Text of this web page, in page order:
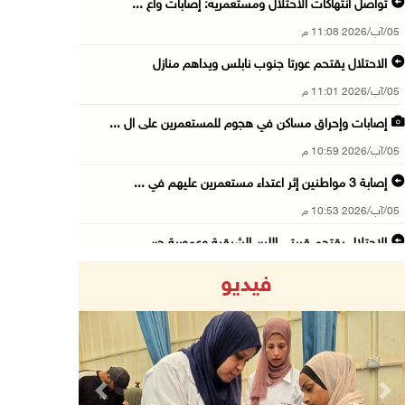
تواصل انتهاكات الاحتلال ومستعمريه: إصابات واع ...
05/آب/2026 11:08 م
الاحتلال يقتحم عورتا جنوب نابلس ويداهم منازل
05/آب/2026 11:01 م
إصابات وإحراق مساكن في هجوم للمستعمرين على ال ...
05/آب/2026 10:59 م
إصابة 3 مواطنين إثر اعتداء مستعمرين عليهم في ...
05/آب/2026 10:53 م
الاحتلال يقتحم قريتي اللبن الشرقية وعمورية جن ...
مستعمرون يقتحمون بيت فجار جنوب بيت لحم
05/آب/2026 10:19 م
فيديو
Previous Next